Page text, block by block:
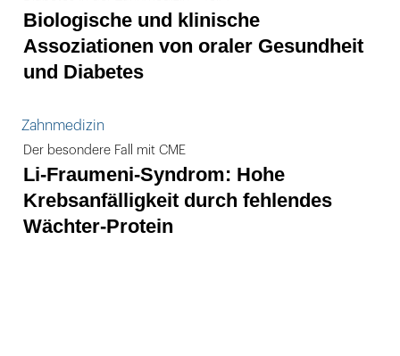
Biologische und klinische
Assoziationen von oraler Gesundheit
und Diabetes
Zahnmedizin
Der besondere Fall mit CME
Li-Fraumeni-Syndrom: Hohe
Krebsanfälligkeit durch fehlendes
Wächter-Protein